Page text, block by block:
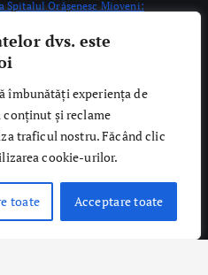
dvs. este
îmbunătăți experiența de
conținut și reclame
traficul nostru. Făcând clic
cookie-urilor.
toate Acceptare toate
| Powered bySănătatea Press